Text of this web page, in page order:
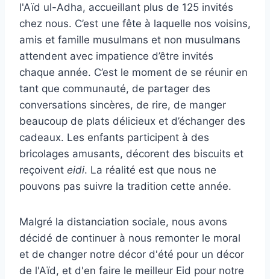
l'Aïd ul-Adha, accueillant plus de 125 invités
chez nous. C’est une fête à laquelle nos voisins,
amis et famille musulmans et non musulmans
attendent avec impatience d’être invités
chaque année. C’est le moment de se réunir en
tant que communauté, de partager des
conversations sincères, de rire, de manger
beaucoup de plats délicieux et d’échanger des
cadeaux. Les enfants participent à des
bricolages amusants, décorent des biscuits et
reçoivent eidi. La réalité est que nous ne
pouvons pas suivre la tradition cette année.
Malgré la distanciation sociale, nous avons
décidé de continuer à nous remonter le moral
et de changer notre décor d'été pour un décor
de l'Aïd, et d'en faire le meilleur Eid pour notre